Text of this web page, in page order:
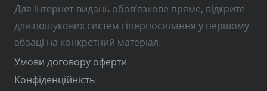
Для інтернет-видань обов’язкове пряме, відкрите
для пошукових систем гіперпосилання у першому
абзаці на конкретний матеріал.
Умови договору оферти
Конфіденційність